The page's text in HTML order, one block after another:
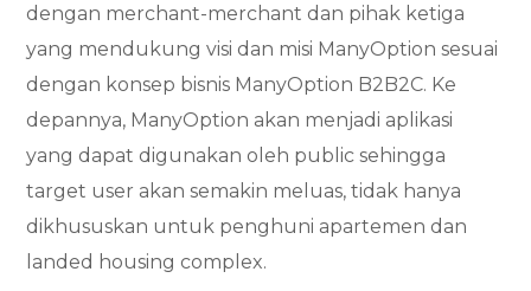
dengan merchant-merchant dan pihak ketiga
yang mendukung visi dan misi ManyOption sesuai
dengan konsep bisnis ManyOption B2B2C. Ke
depannya, ManyOption akan menjadi aplikasi
yang dapat digunakan oleh public sehingga
target user akan semakin meluas, tidak hanya
dikhususkan untuk penghuni apartemen dan
landed housing complex.